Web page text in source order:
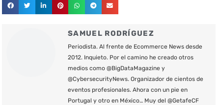
SAMUEL RODRÍGUEZ
Periodista. Al frente de Ecommerce News desde
2012. Inquieto. Por el camino he creado otros
medios como @BigDataMagazine y
@CybersecurityNews. Organizador de cientos de
eventos profesionales. Ahora con un pie en
Portugal y otro en México… Muy del @GetafeCF